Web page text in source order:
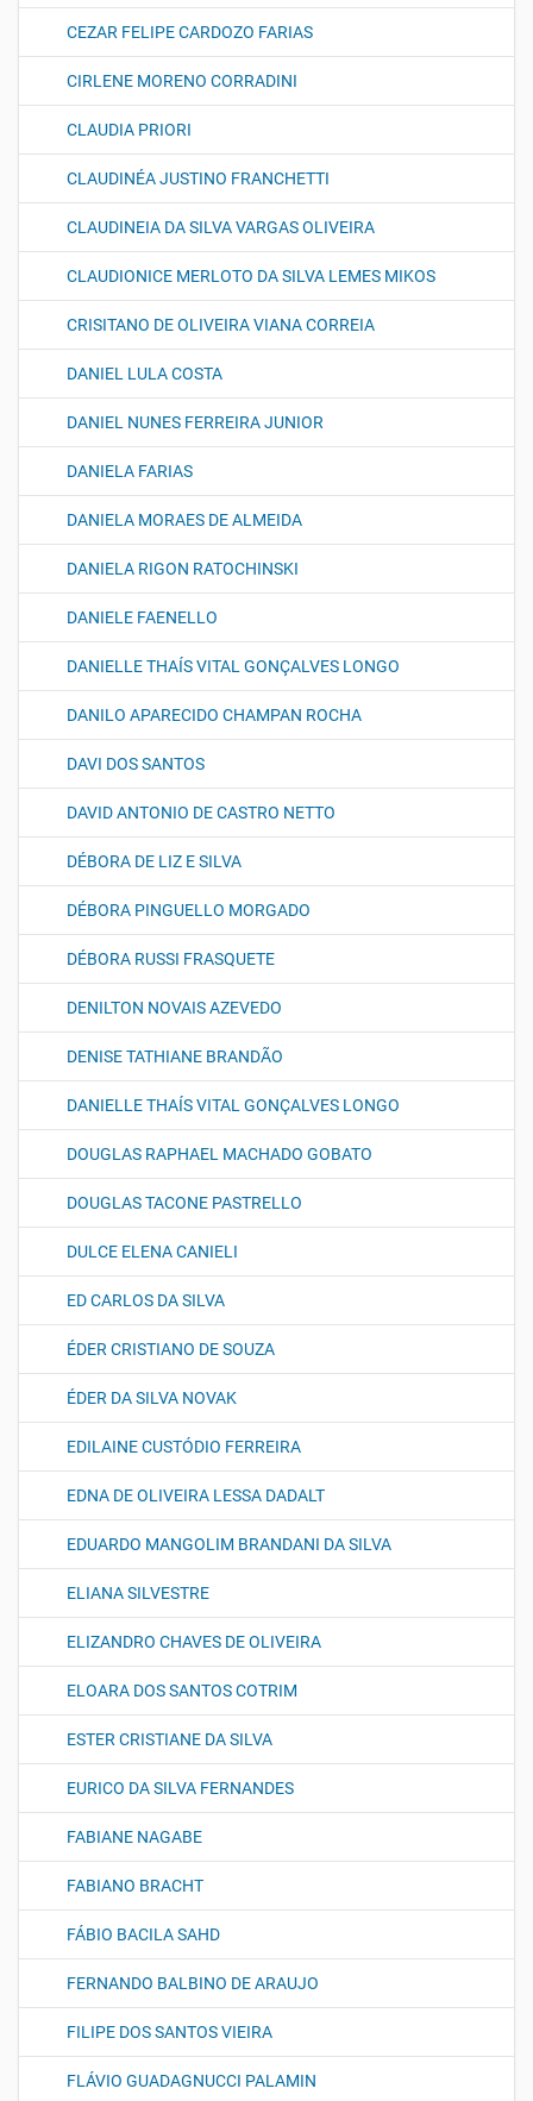
CEZAR FELIPE CARDOZO FARIAS
CIRLENE MORENO CORRADINI
CLAUDIA PRIORI
CLAUDINÉA JUSTINO FRANCHETTI
CLAUDINEIA DA SILVA VARGAS OLIVEIRA
CLAUDIONICE MERLOTO DA SILVA LEMES MIKOS
CRISITANO DE OLIVEIRA VIANA CORREIA
DANIEL LULA COSTA
DANIEL NUNES FERREIRA JUNIOR
DANIELA FARIAS
DANIELA MORAES DE ALMEIDA
DANIELA RIGON RATOCHINSKI
DANIELE FAENELLO
DANIELLE THAÍS VITAL GONÇALVES LONGO
DANILO APARECIDO CHAMPAN ROCHA
DAVI DOS SANTOS
DAVID ANTONIO DE CASTRO NETTO
DÉBORA DE LIZ E SILVA
DÉBORA PINGUELLO MORGADO
DÉBORA RUSSI FRASQUETE
DENILTON NOVAIS AZEVEDO
DENISE TATHIANE BRANDÃO
DANIELLE THAÍS VITAL GONÇALVES LONGO
DOUGLAS RAPHAEL MACHADO GOBATO
DOUGLAS TACONE PASTRELLO
DULCE ELENA CANIELI
ED CARLOS DA SILVA
ÉDER CRISTIANO DE SOUZA
ÉDER DA SILVA NOVAK
EDILAINE CUSTÓDIO FERREIRA
EDNA DE OLIVEIRA LESSA DADALT
EDUARDO MANGOLIM BRANDANI DA SILVA
ELIANA SILVESTRE
ELIZANDRO CHAVES DE OLIVEIRA
ELOARA DOS SANTOS COTRIM
ESTER CRISTIANE DA SILVA
EURICO DA SILVA FERNANDES
FABIANE NAGABE
FABIANO BRACHT
FÁBIO BACILA SAHD
FERNANDO BALBINO DE ARAUJO
FILIPE DOS SANTOS VIEIRA
FLÁVIO GUADAGNUCCI PALAMIN